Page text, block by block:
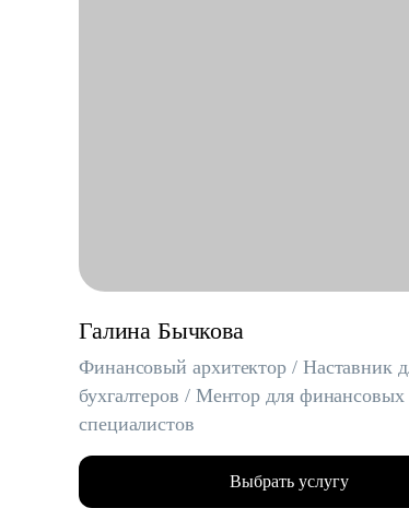
Галина Бычкова
Финансовый архитектор / Наставник
бухгалтеров / Ментор для финансовых
специалистов
Выбрать услугу